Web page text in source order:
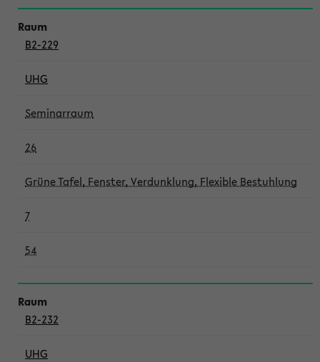
B2-229
UHG
Seminarraum
26
Grüne Tafel, Fenster, Verdunklung, Flexible Bestuhlung
7
54
B2-232
UHG